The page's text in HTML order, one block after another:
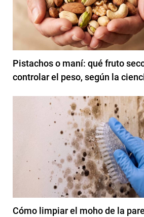
Pistachos o maní: qué fruto
controlar el peso, según la
Cómo limpiar el moho de la